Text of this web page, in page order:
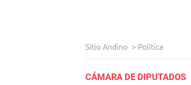
Sitio Andino > Política
CÁMARA DE DIPUTADOS